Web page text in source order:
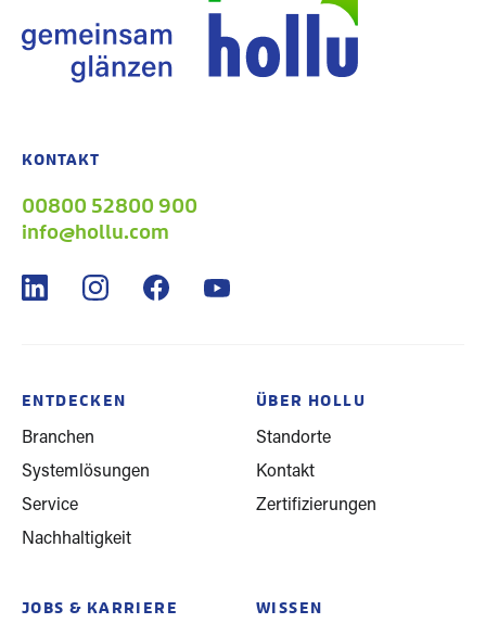
KONTAKT
00800 52800 900
info@hollu.com
ENTDECKEN
Branchen
Systemlösungen
Service
Nachhaltigkeit
ÜBER HOLLU
Standorte
Kontakt
Zertifizierungen
JOBS & KARRIERE WISSEN